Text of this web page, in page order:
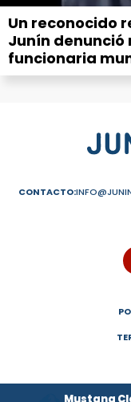
Un reconocido
Junín
funcionaria
CONTACTO:
Mustang